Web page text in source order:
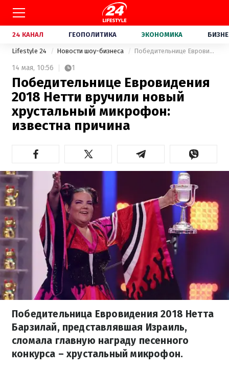
24 КАНАЛ ГЕОПОЛИТИКА ЭКОНОМИКА
Lifestyle 24 Новости шоу-бизнеса Победительнице Евровидения 2018 Нетти вручили новый хрустальный микрофон: известна причина
14 мая, 10:56 1
Победительнице Евровидения
2018 Нетти вручили новый
хрустальный микрофон:
известна причина
Победительница Евровидения 2018 Нетта
Барзилай, представлявшая Израиль,
сломала главную награду песенного
конкурса – хрустальный микрофон.